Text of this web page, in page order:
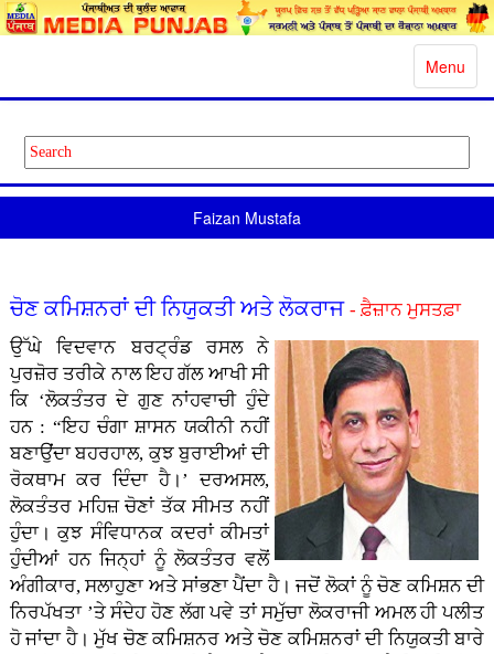
Toggle
Menu
Faizan Mustafa
ਚੋਣ ਕਮਿਸ਼ਨਰਾਂ ਦੀ ਨਿਯੁਕਤੀ ਅਤੇ ਲੋਕਰਾਜ - ਫ਼ੈਜ਼ਾਨ ਮੁਸਤਫ਼ਾ
ਉੱਘੇ ਵਿਦਵਾਨ ਬਰਟ੍ਰੰਡ ਰਸਲ ਨੇ
ਪੁਰਜ਼ੋਰ ਤਰੀਕੇ ਨਾਲ ਇਹ ਗੱਲ ਆਖੀ ਸੀ
ਕਿ ‘ਲੋਕਤੰਤਰ ਦੇ ਗੁਣ ਨਾਂਹਵਾਚੀ ਹੁੰਦੇ
ਹਨ : “ਇਹ ਚੰਗਾ ਸ਼ਾਸਨ ਯਕੀਨੀ ਨਹੀਂ
ਬਣਾਉਂਦਾ ਬਹਰਹਾਲ, ਕੁਝ ਬੁਰਾਈਆਂ ਦੀ
ਰੋਕਥਾਮ ਕਰ ਦਿੰਦਾ ਹੈ।’ ਦਰਅਸਲ,
ਲੋਕਤੰਤਰ ਮਹਿਜ਼ ਚੋਣਾਂ ਤੱਕ ਸੀਮਤ ਨਹੀਂ
ਹੁੰਦਾ। ਕੁਝ ਸੰਵਿਧਾਨਕ ਕਦਰਾਂ ਕੀਮਤਾਂ
ਹੁੰਦੀਆਂ ਹਨ ਜਿਨ੍ਹਾਂ ਨੂੰ ਲੋਕਤੰਤਰ ਵਲੋਂ
ਅੰਗੀਕਾਰ, ਸਲਾਹੁਣਾ ਅਤੇ ਸਾਂਭਣਾ ਪੈਂਦਾ ਹੈ। ਜਦੋਂ ਲੋਕਾਂ ਨੂੰ ਚੋਣ ਕਮਿਸ਼ਨ ਦੀ
ਨਿਰਪੱਖਤਾ ’ਤੇ ਸੰਦੇਹ ਹੋਣ ਲੱਗ ਪਵੇ ਤਾਂ ਸਮੁੱਚਾ ਲੋਕਰਾਜੀ ਅਮਲ ਹੀ ਪਲੀਤ
ਹੋ ਜਾਂਦਾ ਹੈ। ਮੁੱਖ ਚੋਣ ਕਮਿਸ਼ਨਰ ਅਤੇ ਚੋਣ ਕਮਿਸ਼ਨਰਾਂ ਦੀ ਨਿਯੁਕਤੀ ਬਾਰੇ